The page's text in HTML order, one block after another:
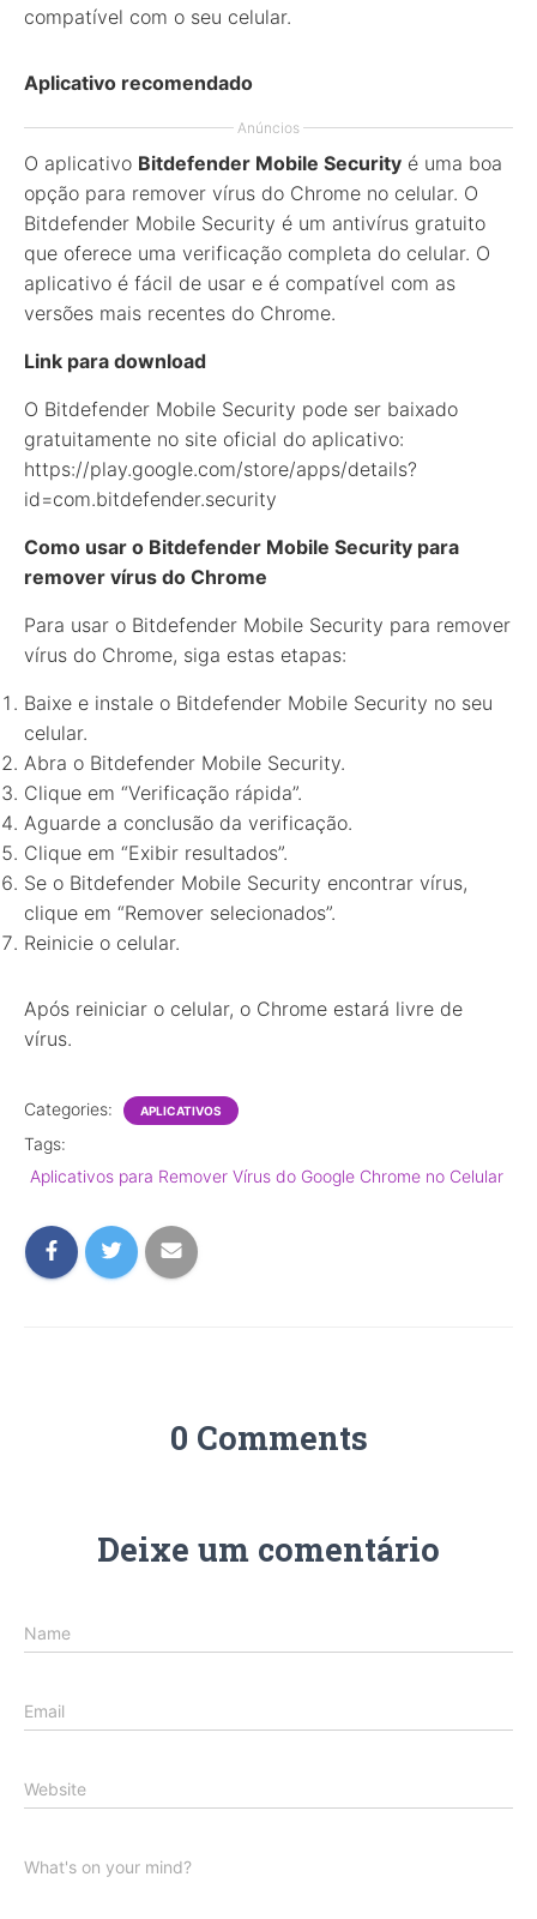
compatível com o seu celular.
Aplicativo recomendado
Anúncios
O aplicativo Bitdefender Mobile Security é uma boa
opção para remover vírus do Chrome no celular. O
Bitdefender Mobile Security é um antivírus gratuito
que oferece uma verificação completa do celular. O
aplicativo é fácil de usar e é compatível com as
versões mais recentes do Chrome.
Link para download
O Bitdefender Mobile Security pode ser baixado
gratuitamente no site oficial do aplicativo:
https://play.google.com/store/apps/details?
id=com.bitdefender.security
Como usar o Bitdefender Mobile Security para
remover vírus do Chrome
Para usar o Bitdefender Mobile Security para remover
vírus do Chrome, siga estas etapas:
Baixe e instale o Bitdefender Mobile Security no seu
celular.
Abra o Bitdefender Mobile Security.
Clique em “Verificação rápida”.
Aguarde a conclusão da verificação.
Clique em “Exibir resultados”.
Se o Bitdefender Mobile Security encontrar vírus,
clique em “Remover selecionados”.
Reinicie o celular.
Após reiniciar o celular, o Chrome estará livre de
vírus.
Categories: APLICATIVOS
Tags:
Aplicativos para Remover Vírus do Google Chrome no Celular
0 Comments
Deixe um comentário
Name
Email
Website
What's on your mind?